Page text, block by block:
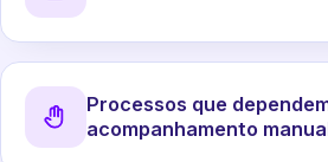
Processos que
acompanhamento